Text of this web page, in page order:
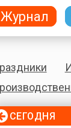
СЕГОДНЯ
Журнал